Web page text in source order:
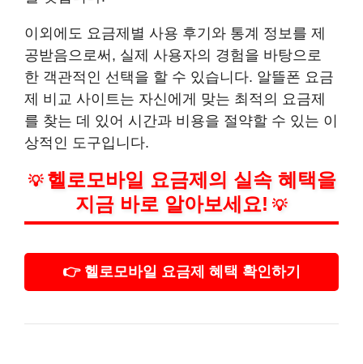
이외에도 요금제별 사용 후기와 통계 정보를 제
공받음으로써, 실제 사용자의 경험을 바탕으로
한 객관적인 선택을 할 수 있습니다. 알뜰폰 요금
제 비교 사이트는 자신에게 맞는 최적의 요금제
를 찾는 데 있어 시간과 비용을 절약할 수 있는 이
상적인 도구입니다.
💡 헬로모바일 요금제의 실속 혜택을
지금 바로 알아보세요! 💡
👉 헬로모바일 요금제 혜택 확인하기